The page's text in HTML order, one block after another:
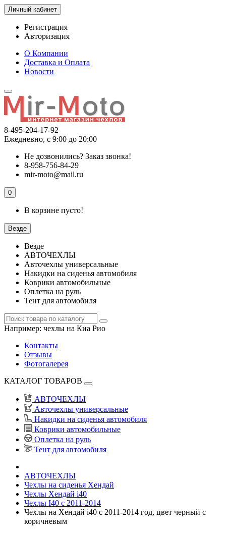
Личный кабинет
Регистрация
Авторизация
О Компании
Доставка и Оплата
Новости
8-495-204-17-92
Ежедневно, с 9:00 до 20:00
Не дозвонились? Заказ звонка!
8-958-756-84-29
mir-moto@mail.ru
0
В корзине пусто!
Везде
Везде
АВТОЧЕХЛЫ
Авточехлы универсальные
Накидки на сиденья автомобиля
Коврики автомобильные
Оплетка на руль
Тент для автомобиля
Например: чехлы на Киа Рио
Контакты
Отзывы
Фотогалерея
КАТАЛОГ ТОВАРОВ
АВТОЧЕХЛЫ
Авточехлы универсальные
Накидки на сиденья автомобиля
Коврики автомобильные
Оплетка на руль
Тент для автомобиля
АВТОЧЕХЛЫ
Чехлы на сиденья Хендай
Чехлы Хендай i40
Чехлы I40 c 2011-2014
Чехлы на Хендай i40 с 2011-2014 год, цвет черный с
коричневым